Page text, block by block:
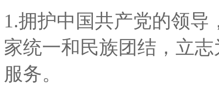
1.拥护中国共产党的领
家统一和民族团结，立
服务。